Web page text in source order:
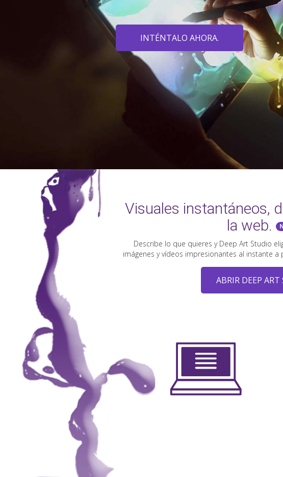
INTÉNTALO AHORA.
Visuales instantáneos,
la web.
Describe lo que quieres y Deep Art Studio
imágenes y vídeos impresionantes al instante
ABRIR DEEP